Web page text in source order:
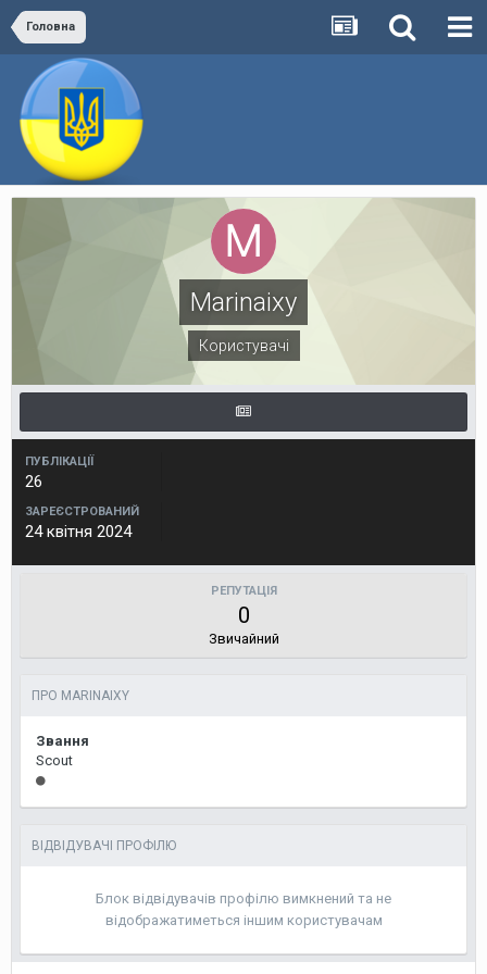
Головна
Marinaixy
Користувачі
ПУБЛІКАЦІЇ
26
ЗАРЕЄСТРОВАНИЙ
24 квітня 2024
РЕПУТАЦІЯ
0
Звичайний
ПРО MARINAIXY
Звання
Scout
ВІДВІДУВАЧІ ПРОФІЛЮ
Блок відвідувачів профілю вимкнений та не
відображатиметься іншим користувачам